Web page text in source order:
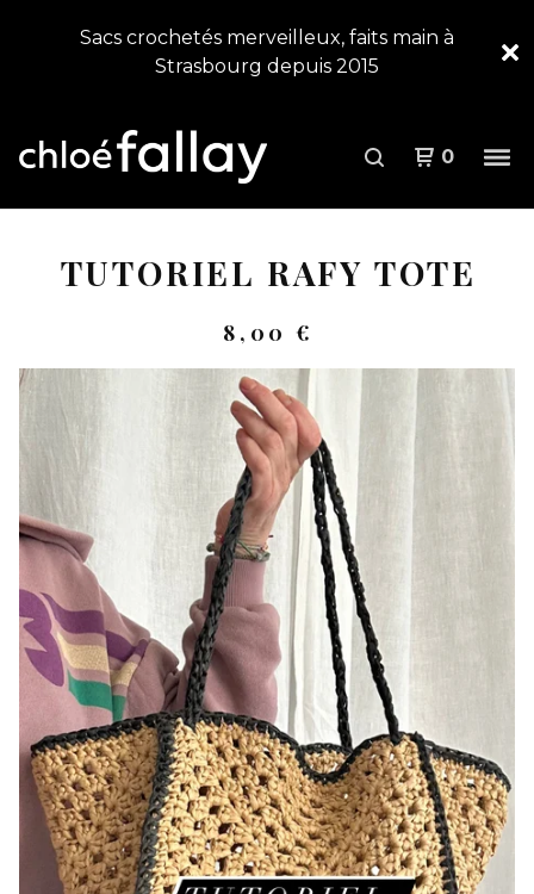
Sacs crochetés merveilleux, faits main à
Strasbourg depuis 2015
0
TUTORIEL RAFY TOTE
8,00€